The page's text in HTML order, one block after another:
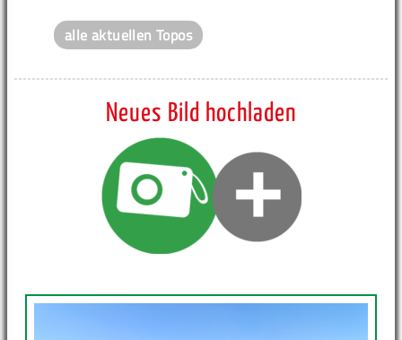
alle aktuellen Topos
Neues Bild hochladen